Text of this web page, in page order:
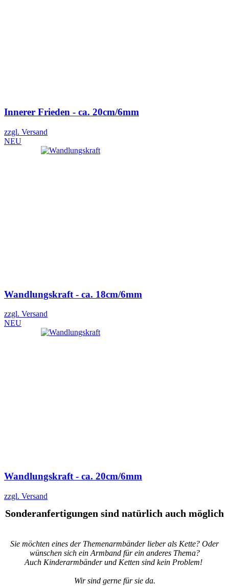
Innerer Frieden - ca. 20cm/6mm
zzgl. Versand
NEU
Wandlungskraft - ca. 18cm/6mm
zzgl. Versand
NEU
Wandlungskraft - ca. 20cm/6mm
zzgl. Versand
Sonderanfertigungen sind natürlich auch möglich
Sie möchten eines der Themenarmbänder lieber als Kette? Oder
wünschen sich ein Armband für ein anderes Thema?
Auch Kinderarmbänder und Ketten sind kein Problem!
Wir sind gerne für sie da.